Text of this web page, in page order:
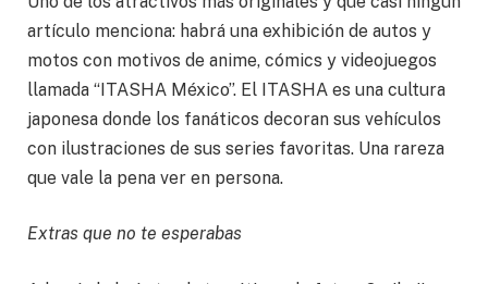
artículo menciona: habrá una exhibición de autos y
motos con motivos de anime, cómics y videojuegos
llamada “ITASHA México”. El ITASHA es una cultura
japonesa donde los fanáticos decoran sus vehículos
con ilustraciones de sus series favoritas. Una rareza
que vale la pena ver en persona.
Extras que no te esperabas